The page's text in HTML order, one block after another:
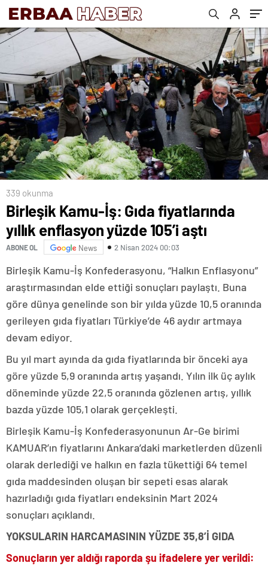
339 okunma
Birleşik Kamu-İş: Gıda fiyatlarında
yıllık enflasyon yüzde 105’i aştı
ABONE OL News 2 Nisan 2024 00:03
Birleşik Kamu-İş Konfederasyonu, “Halkın Enflasyonu”
araştırmasından elde ettiği sonuçları paylaştı. Buna
göre dünya genelinde son bir yılda yüzde 10,5 oranında
gerileyen gıda fiyatları Türkiye’de 46 aydır artmaya
devam ediyor.
Bu yıl mart ayında da gıda fiyatlarında bir önceki aya
göre yüzde 5,9 oranında artış yaşandı. Yılın ilk üç aylık
döneminde yüzde 22,5 oranında gözlenen artış, yıllık
bazda yüzde 105,1 olarak gerçekleşti.
Birleşik Kamu-İş Konfederasyonunun Ar-Ge birimi
KAMUAR’ın fiyatlarını Ankara’daki marketlerden düzenli
olarak derlediği ve halkın en fazla tükettiği 64 temel
gıda maddesinden oluşan bir sepeti esas alarak
hazırladığı gıda fiyatları endeksinin Mart 2024
sonuçları açıklandı.
YOKSULARIN HARCAMASININ YÜZDE 35,8’İ GIDA
Sonuçların yer aldığı raporda şu ifadelere yer verildi: